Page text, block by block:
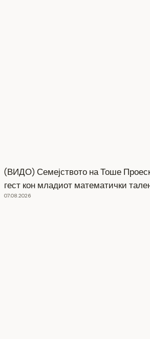
(ВИДО) Семејството на Тоше
гест кон младиот математички
07.08.2026